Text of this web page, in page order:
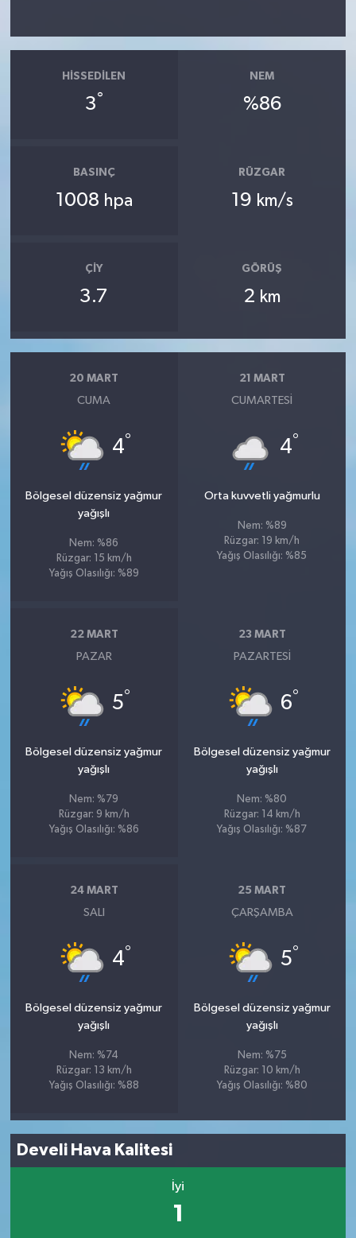
HISSEDILEN
3°
NEM
%86
BASINÇ
1008 hpa
RÜZGAR
19 km/s
ÇIY
3.7
GÖRÜŞ
2 km
20 MART
CUMA
4°
Bölgesel düzensiz yağmur
yağışlı
Nem: %86
Rüzgar: 15 km/h
Yağış Olasılığı: %89
21 MART
CUMARTESI
4°
Orta kuvvetli yağmurlu
Nem: %89
Rüzgar: 19 km/h
Yağış Olasılığı: %85
22 MART
PAZAR
5°
Bölgesel düzensiz yağmur
yağışlı
Nem: %79
Rüzgar: 9 km/h
Yağış Olasılığı: %86
23 MART
PAZARTESI
6°
Bölgesel düzensiz yağmur
yağışlı
Nem: %80
Rüzgar: 14 km/h
Yağış Olasılığı: %87
24 MART
SALI
4°
Bölgesel düzensiz yağmur
yağışlı
Nem: %74
Rüzgar: 13 km/h
Yağış Olasılığı: %88
25 MART
ÇARŞAMBA
5°
Bölgesel düzensiz yağmur
yağışlı
Nem: %75
Rüzgar: 10 km/h
Yağış Olasılığı: %80
Develi Hava Kalitesi
İyi
1